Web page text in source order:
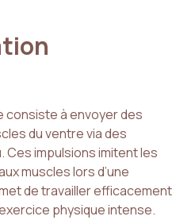
consiste à envoyer des
du ventre via des
impulsions imitent les
muscles lors d’une
de travailler efficacement
physique intense.